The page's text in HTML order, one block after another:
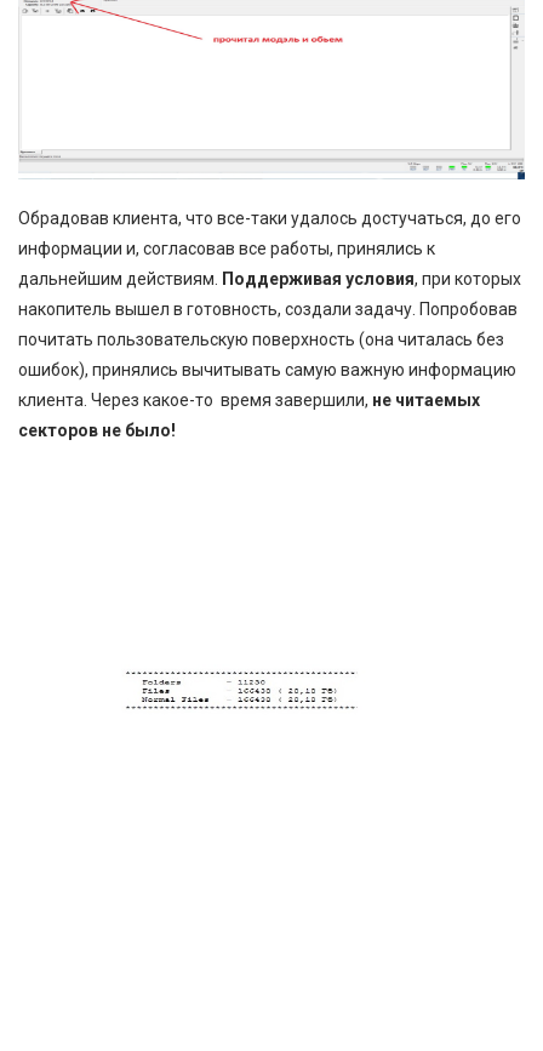
Обрадовав клиента, что все-таки удалось достучаться, до его
информации и, согласовав все работы, принялись к
дальнейшим действиям.
Поддерживая условия, при которых
накопитель вышел в готовность, создали задачу. Попробовав
почитать пользовательскую поверхность (она читалась без
ошибок), принялись вычитывать самую важную информацию
клиента. Через какое-то время завершили, не читаемых
секторов не было!